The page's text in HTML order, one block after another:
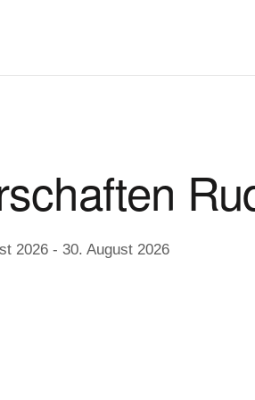
2026 - 30. August 2026